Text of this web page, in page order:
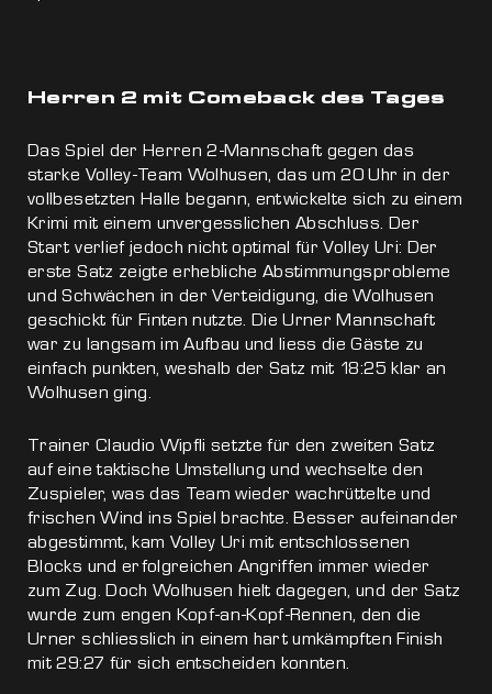
Herren 2 mit Comeback des Tages
Das Spiel der Herren 2-Mannschaft gegen das
starke Volley-Team Wolhusen, das um 20 Uhr in der
vollbesetzten Halle begann, entwickelte sich zu einem
Krimi mit einem unvergesslichen Abschluss. Der
Start verlief jedoch nicht optimal für Volley Uri: Der
erste Satz zeigte erhebliche Abstimmungsprobleme
und Schwächen in der Verteidigung, die Wolhusen
geschickt für Finten nutzte. Die Urner Mannschaft
war zu langsam im Aufbau und liess die Gäste zu
einfach punkten, weshalb der Satz mit 18:25 klar an
Wolhusen ging.
Trainer Claudio Wipfli setzte für den zweiten Satz
auf eine taktische Umstellung und wechselte den
Zuspieler, was das Team wieder wachrüttelte und
frischen Wind ins Spiel brachte. Besser aufeinander
abgestimmt, kam Volley Uri mit entschlossenen
Blocks und erfolgreichen Angriffen immer wieder
zum Zug. Doch Wolhusen hielt dagegen, und der Satz
wurde zum engen Kopf-an-Kopf-Rennen, den die
Urner schliesslich in einem hart umkämpften Finish
mit 29:27 für sich entscheiden konnten.